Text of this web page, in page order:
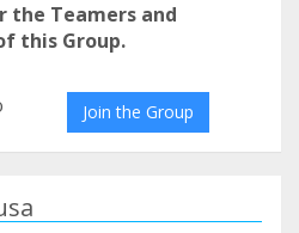
the Teamers and
this Group.
Join the Group